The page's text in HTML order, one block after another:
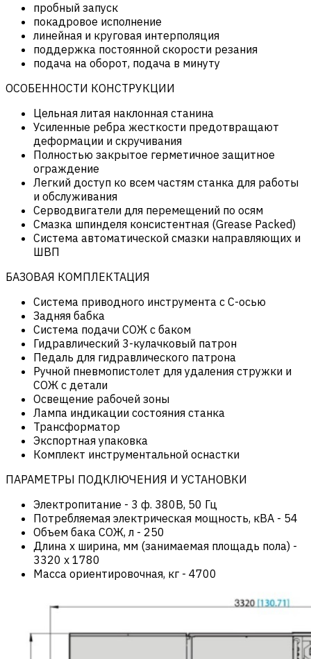
пробный запуск
покадровое исполнение
линейная и круговая интерполяция
поддержка постоянной скорости резания
подача на оборот, подача в минуту
ОСОБЕННОСТИ КОНСТРУКЦИИ
Цельная литая наклонная станина
Усиленные ребра жесткости предотвращают
деформации и скручивания
Полностью закрытое герметичное защитное
ограждение
Легкий доступ ко всем частям станка для работы
и обслуживания
Серводвигатели для перемещений по осям
Смазка шпинделя консистентная (Grease Packed)
Система автоматической смазки направляющих и
ШВП
БАЗОВАЯ КОМПЛЕКТАЦИЯ
Система приводного инструмента с С-осью
Задняя бабка
Система подачи СОЖ с баком
Гидравлический 3-кулачковый патрон
Педаль для гидравлического патрона
Ручной пневмопистолет для удаления стружки и
СОЖ с детали
Освещение рабочей зоны
Лампа индикации состояния станка
Трансформатор
Экспортная упаковка
Комплект инструментальной оснастки
ПАРАМЕТРЫ ПОДКЛЮЧЕНИЯ И УСТАНОВКИ
Электропитание - 3 ф. 380В, 50 Гц
Потребляемая электрическая мощность, кВА - 54
Объем бака СОЖ, л - 250
Длина х ширина, мм (занимаемая площадь пола) -
3320 x 1780
Масса ориентировочная, кг - 4700